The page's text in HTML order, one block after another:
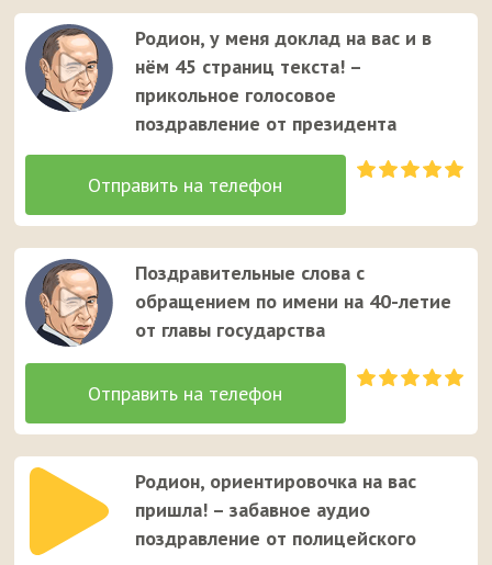
Родион, у меня доклад на вас и в
нём 45 страниц текста! –
прикольное голосовое
поздравление от президента
Поздравительные слова с
обращением по имени на 40-летие
от главы государства
Родион, ориентировочка на вас
пришла! – забавное аудио
поздравление от полицейского